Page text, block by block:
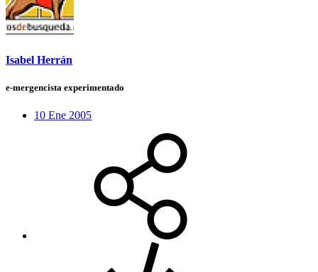
Isabel Herrán
e-mergencista experimentado
10 Ene 2005